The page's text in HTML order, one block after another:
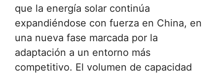
que la energía solar continúa
expandiéndose con fuerza en China, en
una nueva fase marcada por la
adaptación a un entorno más
competitivo. El volumen de capacidad